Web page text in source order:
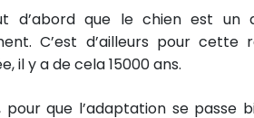
d’abord que le chien est un
C’est d’ailleurs pour
il y a de cela 15000 ans.
pour que l’adaptation se